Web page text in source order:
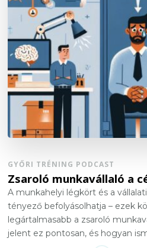
GYŐRI TRÉNING PODCAST
Zsaroló munkavállaló a
A munkahelyi légkört és a
tényező befolyásolhatja – ezek
legártalmasabb a zsaroló
jelent ez pontosan, és hogyan